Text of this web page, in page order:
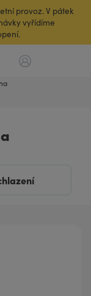
provoz. V pátek
vyřídíme